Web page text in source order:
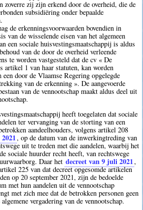
zoverre zij zijn erkend door de overheid, die de
subsidiëring onder bepaalde
de erkenningsvoorwaarden bovendien in
van de wisselende eisen van het algemeen
een sociale huisvestingsmaatschappij is aldus
van de door de overheid verleende
te worden vastgesteld dat de cv « De
artikel 1 van haar statuten, kan worden
door de Vlaamse Regering opgelegde
van de erkenning ». De aangevoerde
van de vennootschap maakt aldus deel uit
heeft toegelaten dat sociale
ter vervanging van de storting van een
aandeelhouders, volgens artikel 208
, op de datum van de inwerkingtreding van
uit te treden met die aandelen, waarbij het
sociale huurder recht heeft, van rechtswege
Daar het decreet van 9 juli 2021,
225 van dat decreet opgesomde artikelen
op 20 september 2021, zijn de bedoelde
met hun aandelen uit de vennootschap
met zich mee dat de betrokken personen geen
vergadering van de vennootschap.